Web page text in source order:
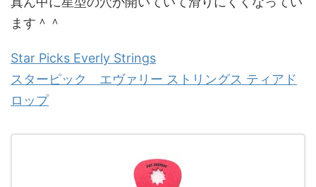
ます＾＾
Star Picks Everly Strings
スターピック エヴァリー ストリングス ティアド
ロップ